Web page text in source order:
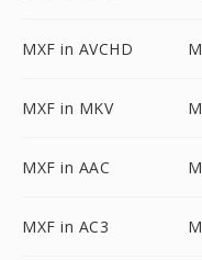
MXF in AVCHD
MXF in MKV
MXF in AAC
MXF in AC3